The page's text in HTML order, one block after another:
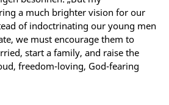
a much brighter vision for our
of indoctrinating our young men
we must encourage them to
start a family, and raise the
freedom-loving, God-fearing